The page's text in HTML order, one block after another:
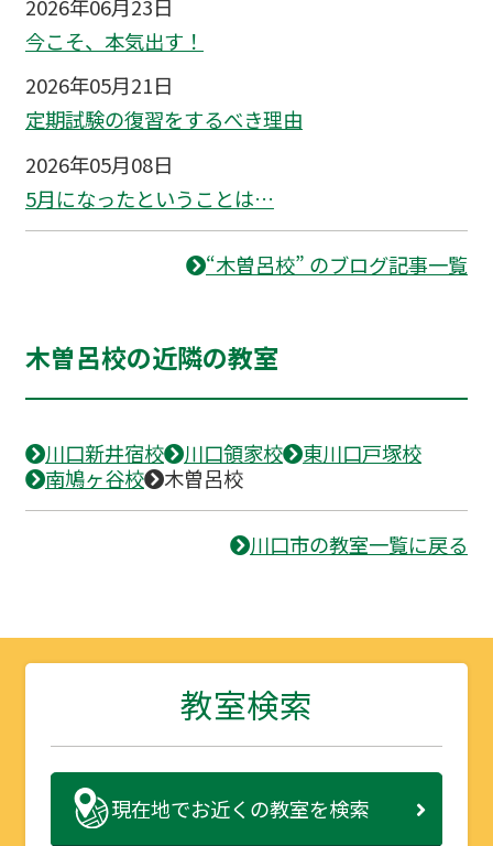
2026年06月23日
今こそ、本気出す！
2026年05月21日
定期試験の復習をするべき理由
2026年05月08日
5月になったということは…
“木曽呂校” のブログ記事一覧
木曽呂校の近隣の教室
川口新井宿校 川口領家校
東川口戸塚校
南鳩ヶ谷校
木曽呂校
川口市の教室一覧に戻る
教室検索
現在地でお近くの教室を検索